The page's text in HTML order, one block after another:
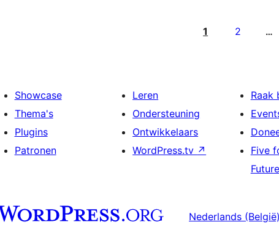
1 2 …
Showcase
Thema's
Plugins
Patronen
Leren
Ondersteuning
Ontwikkelaars
WordPress.tv ↗
Raak
Five
Future
Nederlands (België)